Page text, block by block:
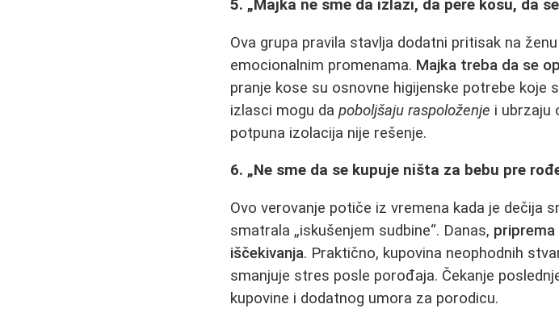
5. „Majka ne sme da izlazi, da pere kosu, da
Ova grupa pravila stavlja dodatni pritisak na
emocionalnim promenama. Majka treba da se
pranje kose su osnovne higijenske potrebe koje
izlasci mogu dapoboljšaju raspoloženje i ubrzaju
potpuna izolacija nije rešenje.
6. „Ne sme da se kupuje ništa za bebu pre
Ovo verovanje potiče iz vremena kada je dečija
smatrala „iskušenjem sudbine“. Danas, priprema
iščekivanja. Praktično, kupovina neophodnih
smanjuje stres posle porođaja. Čekanje
kupovine i dodatnog umora za porodicu.